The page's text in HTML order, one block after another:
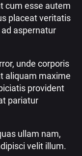
cum esse autem
placeat veritatis
aspernatur
unde corporis
aliquam maxime
provident
pariatur
ullam nam,
velit illum.